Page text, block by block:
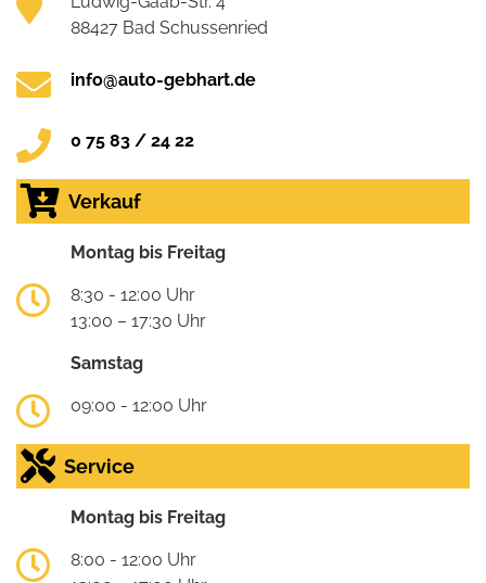
88427 Bad Schussenried
info@auto-gebhart.de
0 75 83 / 24 22
Verkauf
Montag bis Freitag
8:30 - 12:00 Uhr
13:00 – 17:30 Uhr
Samstag
09:00 - 12:00 Uhr
Service
Montag bis Freitag
8:00 - 12:00 Uhr